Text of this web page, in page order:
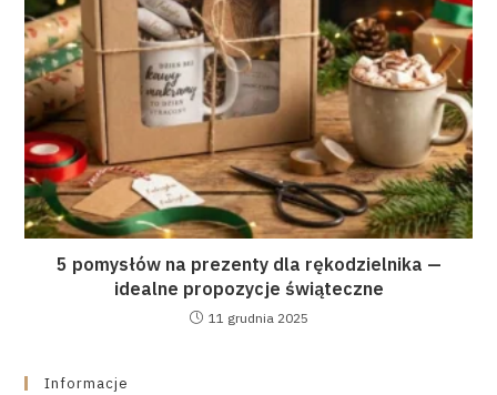
5 pomysłów na prezenty dla rękodzielnika —
idealne propozycje świąteczne
11 grudnia 2025
Informacje